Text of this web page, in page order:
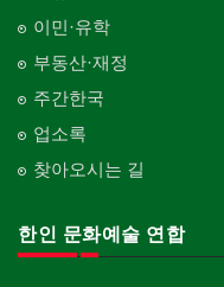
이민·유학
부동산·재정
주간한국
업소록
찾아오시는 길
한인 문화예술 연합